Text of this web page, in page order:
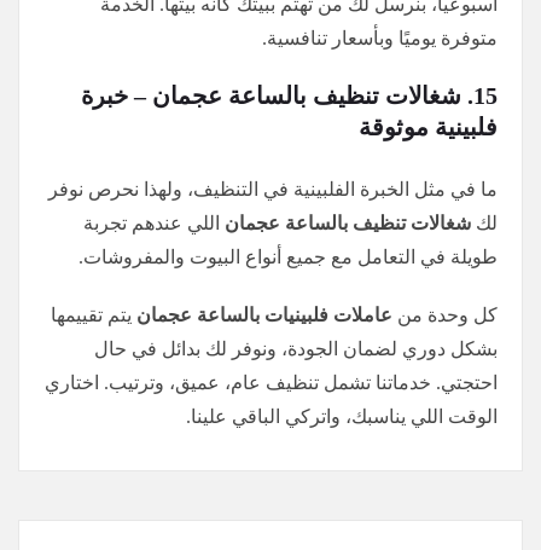
أسبوعياً، بنرسل لك من تهتم ببيتك كأنه بيتها. الخدمة
متوفرة يوميًا وبأسعار تنافسية.
15. شغالات تنظيف بالساعة عجمان – خبرة
فلبينية موثوقة
ما في مثل الخبرة الفلبينية في التنظيف، ولهذا نحرص نوفر
لك شغالات تنظيف بالساعة عجمان اللي عندهم تجربة
طويلة في التعامل مع جميع أنواع البيوت والمفروشات.
كل وحدة من عاملات فلبينيات بالساعة عجمان يتم تقييمها
بشكل دوري لضمان الجودة، ونوفر لك بدائل في حال
احتجتي. خدماتنا تشمل تنظيف عام، عميق، وترتيب. اختاري
الوقت اللي يناسبك، واتركي الباقي علينا.